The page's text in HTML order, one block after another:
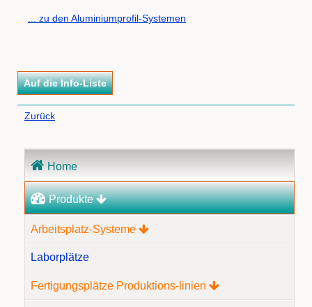
... zu den Aluminiumprofil-Systemen
Zurück
überspringen
Home
Produkte
Arbeitsplatz-Systeme
Laborplätze
Fertigungsplätze Produktions-linien